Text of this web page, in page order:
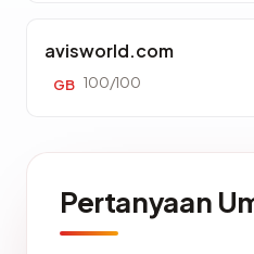
avisworld.com
GB 100/100
Pertanyaan